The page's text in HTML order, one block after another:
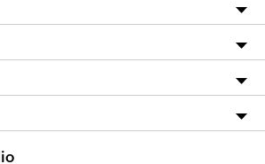
auf dlf.de
App
App